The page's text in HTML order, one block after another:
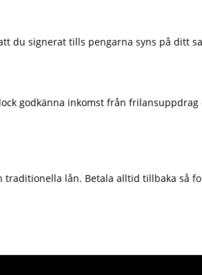
du signerat tills pengarna syns på ditt
godkänna inkomst från
traditionella lån. Betala alltid tillbaka så